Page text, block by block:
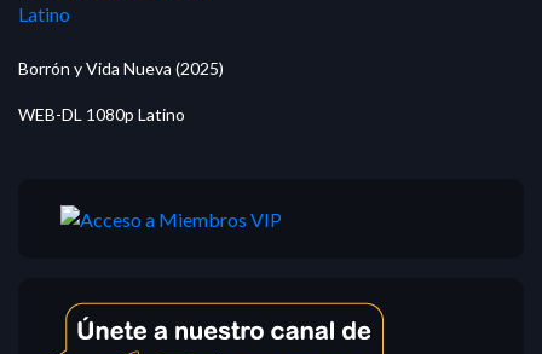
Borrón y Vida Nueva (2025)
WEB-DL 1080p Latino